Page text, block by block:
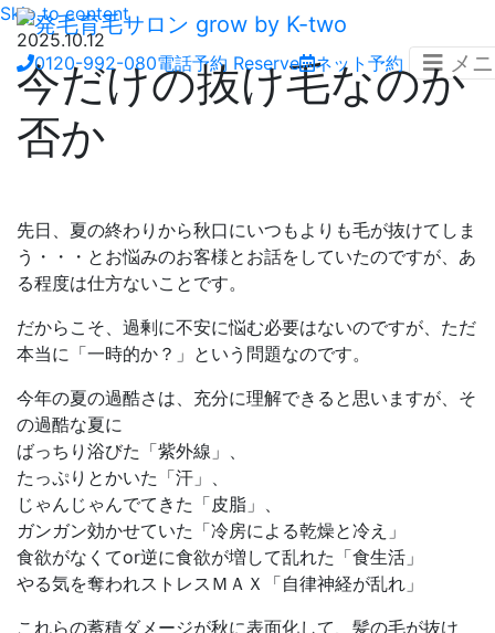
Skip to content
0120-992-080電話予約 Reserve ネット予約 メ
2025.10.12
今だけの抜け毛なのか
否か
先日、夏の終わりから秋口にいつもよりも毛が抜けてしま
う・・・とお悩みのお客様とお話をしていたのですが、あ
る程度は仕方ないことです。
だからこそ、過剰に不安に悩む必要はないのですが、ただ
本当に「一時的か？」という問題なのです。
今年の夏の過酷さは、充分に理解できると思いますが、そ
の過酷な夏に
ばっちり浴びた「紫外線」、
たっぷりとかいた「汗」、
じゃんじゃんでてきた「皮脂」、
ガンガン効かせていた「冷房による乾燥と冷え」
食欲がなくてor逆に食欲が増して乱れた「食生活」
やる気を奪われストレスＭＡＸ「自律神経が乱れ」
これらの蓄積ダメージが秋に表面化して、髪の毛が抜け